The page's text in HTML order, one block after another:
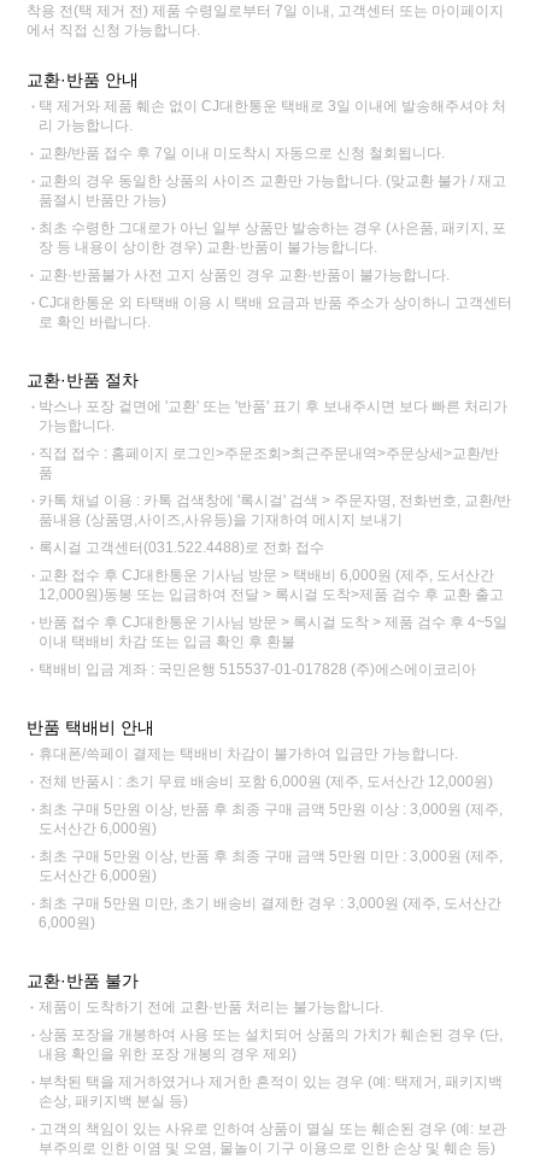
착용 전(택 제거 전) 제품 수령일로부터 7일 이내, 고객센터 또는 마이페이지
에서 직접 신청 가능합니다.
교환·반품 안내
택 제거와 제품 훼손 없이 CJ대한통운 택배로 3일 이내에 발송해주셔야 처
리 가능합니다.
교환/반품 접수 후 7일 이내 미도착시 자동으로 신청 철회됩니다.
교환의 경우 동일한 상품의 사이즈 교환만 가능합니다. (맞교환 불가 / 재고
품절시 반품만 가능)
최초 수령한 그대로가 아닌 일부 상품만 발송하는 경우 (사은품, 패키지, 포
장 등 내용이 상이한 경우) 교환·반품이 불가능합니다.
교환·반품불가 사전 고지 상품인 경우 교환·반품이 불가능합니다.
CJ대한통운 외 타택배 이용 시 택배 요금과 반품 주소가 상이하니 고객센터
로 확인 바랍니다.
교환·반품 절차
박스나 포장 겉면에 '교환' 또는 '반품' 표기 후 보내주시면 보다 빠른 처리가
가능합니다.
직접 접수 : 홈페이지 로그인>주문조회>최근주문내역>주문상세>교환/반
품
카톡 채널 이용 : 카톡 검색창에 '록시걸' 검색 > 주문자명, 전화번호, 교환/반
품내용 (상품명,사이즈,사유등)을 기재하여 메시지 보내기
록시걸 고객센터(031.522.4488)로 전화 접수
교환 접수 후 CJ대한통운 기사님 방문 > 택배비 6,000원 (제주, 도서산간
12,000원)동봉 또는 입금하여 전달 > 록시걸 도착>제품 검수 후 교환 출고
반품 접수 후 CJ대한통운 기사님 방문 > 록시걸 도착 > 제품 검수 후 4~5일
이내 택배비 차감 또는 입금 확인 후 환불
택배비 입금 계좌 : 국민은행 515537-01-017828 (주)에스에이코리아
반품 택배비 안내
휴대폰/쓱페이 결제는 택배비 차감이 불가하여 입금만 가능합니다.
전체 반품시 : 초기 무료 배송비 포함 6,000원 (제주, 도서산간 12,000원)
최초 구매 5만원 이상, 반품 후 최종 구매 금액 5만원 이상 : 3,000원 (제주,
도서산간 6,000원)
최초 구매 5만원 이상, 반품 후 최종 구매 금액 5만원 미만 : 3,000원 (제주,
도서산간 6,000원)
최초 구매 5만원 미만, 초기 배송비 결제한 경우 : 3,000원 (제주, 도서산간
6,000원)
교환·반품 불가
제품이 도착하기 전에 교환·반품 처리는 불가능합니다.
상품 포장을 개봉하여 사용 또는 설치되어 상품의 가치가 훼손된 경우 (단,
내용 확인을 위한 포장 개봉의 경우 제외)
부착된 택을 제거하였거나 제거한 흔적이 있는 경우 (예: 택제거, 패키지백
손상, 패키지백 분실 등)
고객의 책임이 있는 사유로 인하여 상품이 멸실 또는 훼손된 경우 (예: 보관
부주의로 인한 이염 및 오염, 물놀이 기구 이용으로 인한 손상 및 훼손 등)